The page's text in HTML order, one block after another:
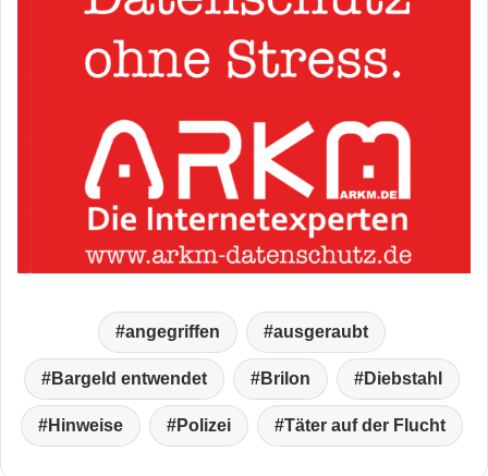
angegriffen ausgeraubt
Bargeld entwendet Brilon Diebstahl
Hinweise Polizei Täter auf der Flucht